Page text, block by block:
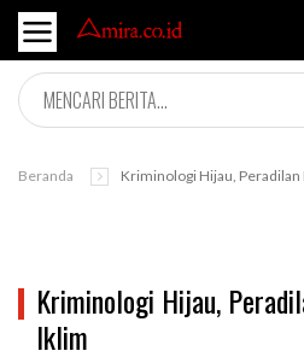
Beranda Kriminologi Hijau, Peradilan
Kriminologi Hijau,
Iklim